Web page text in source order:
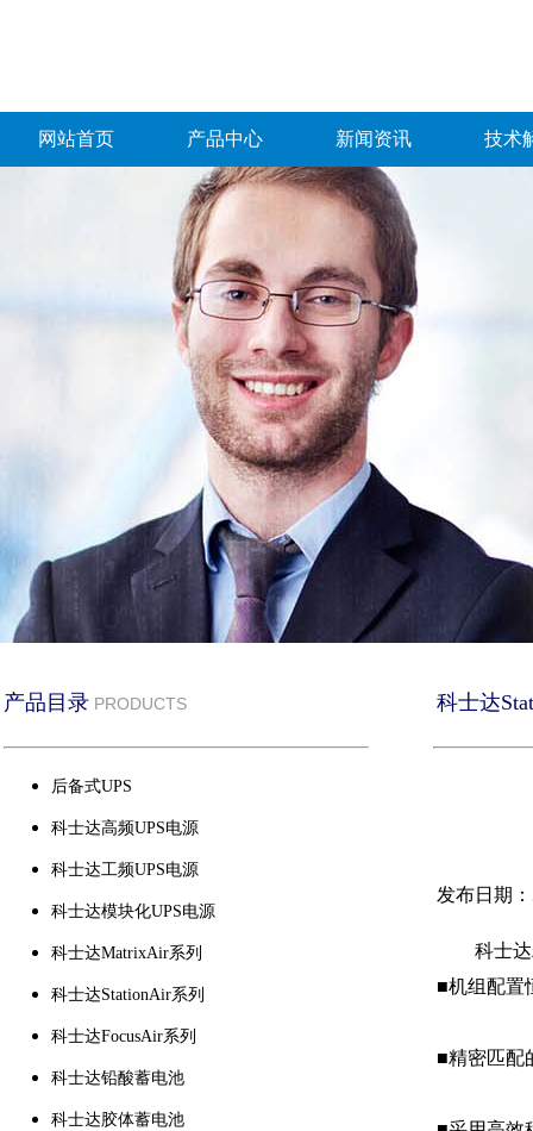
网站首页 产品中心 新闻资讯 技术
产品目录 PRODUCTS 科士达
后备式UPS
科士达高频UPS电源
科士达工频UPS电源
科士达模块化UPS电源
科士达MatrixAir系列
科士达StationAir系列
科士达FocusAir系列
科士达铅酸蓄电池
科士达胶体蓄电池
发布日期
科士
■机组配置
■精密匹配